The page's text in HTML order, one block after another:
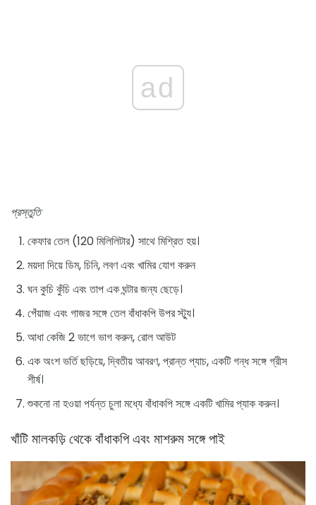
ad
প্রস্তুতি
কেফার তেল (120 মিলিলিটার) সাথে মিশ্রিত হয়।
ময়দা দিয়ে ডিম, চিনি, লবণ এবং খামির যোগ করুন
ঘন কুচি কুঁচি এবং তাপ এক ঘন্টার জন্য ছেড়ে।
পেঁয়াজ এবং গাজর সঙ্গে তেল বাঁধাকপি উপর স্ট্যু।
আধা কেজি 2 ভাগে ভাগ করুন, রোল আউট
এক অংশ ভর্তি ছড়িয়ে, দ্বিতীয় আবরণ, প্রান্ত প্যাচ, একটি গন্ধ সঙ্গে গ্রীস
শীর্ষ।
শুকনো না হওয়া পর্যন্ত চুলা মধ্যে বাঁধাকপি সঙ্গে একটি খামির প্যাক করুন।
খাঁটি মালকড়ি থেকে বাঁধাকপি এবং মাশরুম সঙ্গে পাই